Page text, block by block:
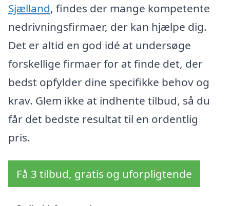
Sjælland, findes der mange kompetente
nedrivningsfirmaer, der kan hjælpe dig.
Det er altid en god idé at undersøge
forskellige firmaer for at finde det, der
bedst opfylder dine specifikke behov og
krav. Glem ikke at indhente tilbud, så du
får det bedste resultat til en ordentlig
pris.
Få 3 tilbud, gratis og uforpligtende